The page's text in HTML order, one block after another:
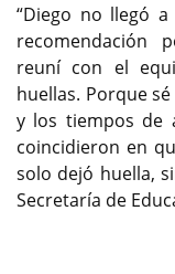
“Diego no llegó
recomendación
reuní con el
huellas. Porque
y los tiempos de
coincidieron en
solo dejó huella,
Secretaría de